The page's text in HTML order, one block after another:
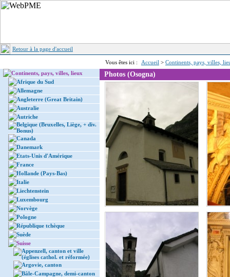
Retour à la page d'accueil
Vous êtes ici : Accueil > Continents, pays, villes,
Continents, pays, villes, lieux
Afrique du Sud
Allemagne
Angleterre (Great Britain)
Australie
Autriche
Belgique (Bruxelles, Liège, + div.
Bonus)
Canada
Danemark
Etats-Unis d'Amérique
France
Hollande (Pays-Bas)
Italie
Liechtenstein
Luxembourg
Norvège
Pologne
République tchèque
Suède
Suisse
Appenzell, canton et ville
(églises cathol. et réformée)
Argovie, canton
Bâle-Campagne, demi-canton
Photos (Osogna)